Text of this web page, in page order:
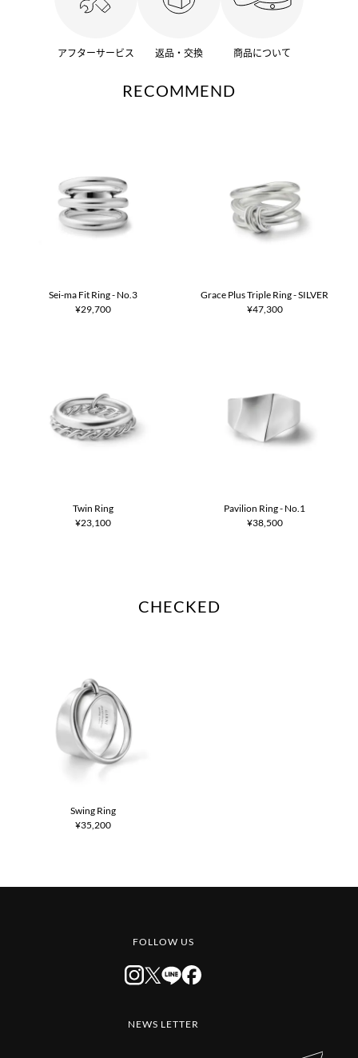
アフターサービス 返品・交換 商品について
RECOMMEND
Sei-ma Fit Ring - No.3
¥29,700
Grace Plus Triple Ring - SILVER
¥47,300
Twin Ring
¥23,100
Pavilion Ring - No.1
¥38,500
CHECKED
Swing Ring
¥35,200
FOLLOW US
NEWS LETTER